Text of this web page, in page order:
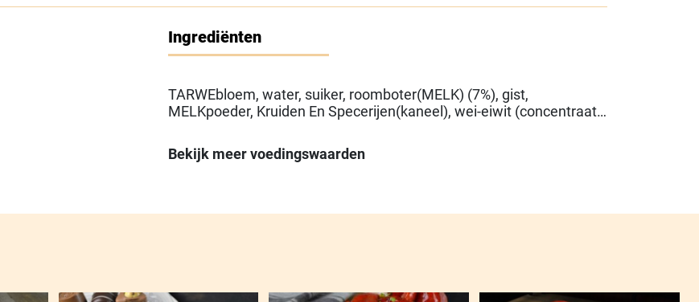
Ingrediënten
TARWEbloem, water, suiker, roomboter(MELK) (7%), gist,
MELKpoeder, Kruiden En Specerijen(kaneel), wei-eiwit (concentraat)
invertsuikerstroop, Emulgator(E481 (natriumstearoyl-2-lactylaat),
E482 (calciumstearyol-2-lactylaat)), Plantaardige Olie(raapzaad),
enzymen(TARWE), kaliumjodide, Meelverbeteraar(E920 (L-
Bekijk meer voedingswaarden